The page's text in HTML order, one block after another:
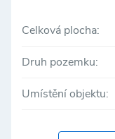
Celková plocha:
Druh pozemku:
Umístění objektu: